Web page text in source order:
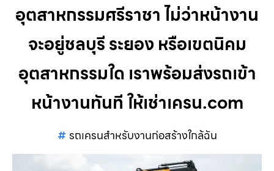
อุตสาหกรรมศรีราชา ไม่ว่าหน้างาน
จะอยู่ชลบุรี ระยอง หรือเขตนิคม
อุตสาหกรรมใด เราพร้อมส่งรถเข้า
หน้างานทันที ให้เช่าเครน.com
รถเครนสำหรับงานก่อสร้างใกล้ฉัน